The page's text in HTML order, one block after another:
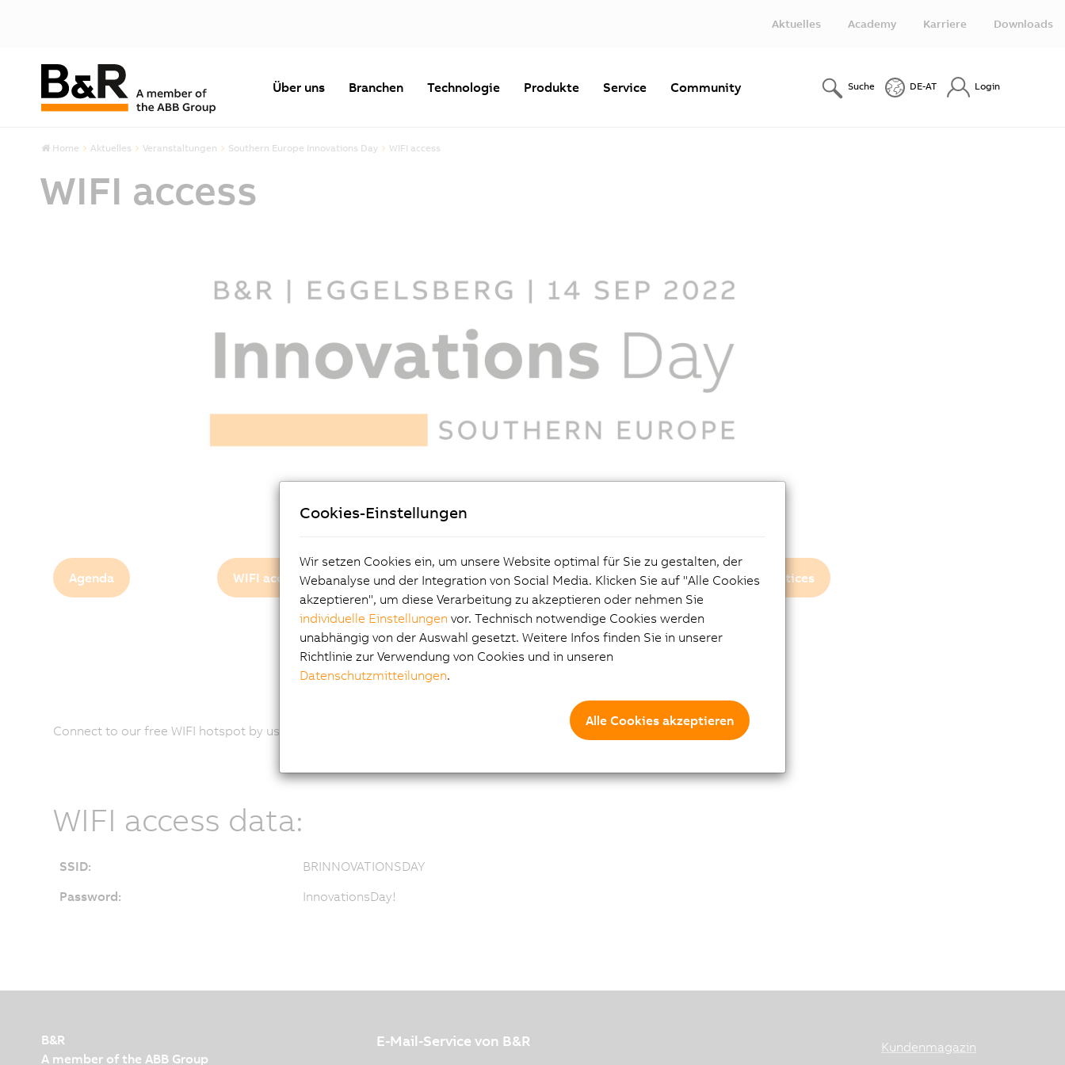
Aktuelles Academy Karriere Downloads
Über uns Branchen Technologie Produkte Service Community Suche DE-AT Login
Home Aktuelles Veranstaltungen Southern Europe Innovations Day WIFI access
WIFI access
Agenda WIFI access Location map Feedback form Privacy notices
Connect to our free WIFI hotspot by using the credentials below.
WIFI access data:
SSID:
BRINNOVATIONSDAY
Password:
InnovationsDay!
B&R
A member of the ABB Group
E-Mail-Service von B&R Kundenmagazin
Cookies-Einstellungen
Wir setzen Cookies ein, um unsere Website optimal für Sie zu gestalten, der
Webanalyse und der Integration von Social Media. Klicken Sie auf "Alle Cookies
akzeptieren", um diese Verarbeitung zu akzeptieren oder nehmen Sie
individuelle Einstellungen vor. Technisch notwendige Cookies werden
unabhängig von der Auswahl gesetzt. Weitere Infos finden Sie in unserer
Richtlinie zur Verwendung von Cookies und in unseren
Datenschutzmitteilungen.
Alle Cookies akzeptieren